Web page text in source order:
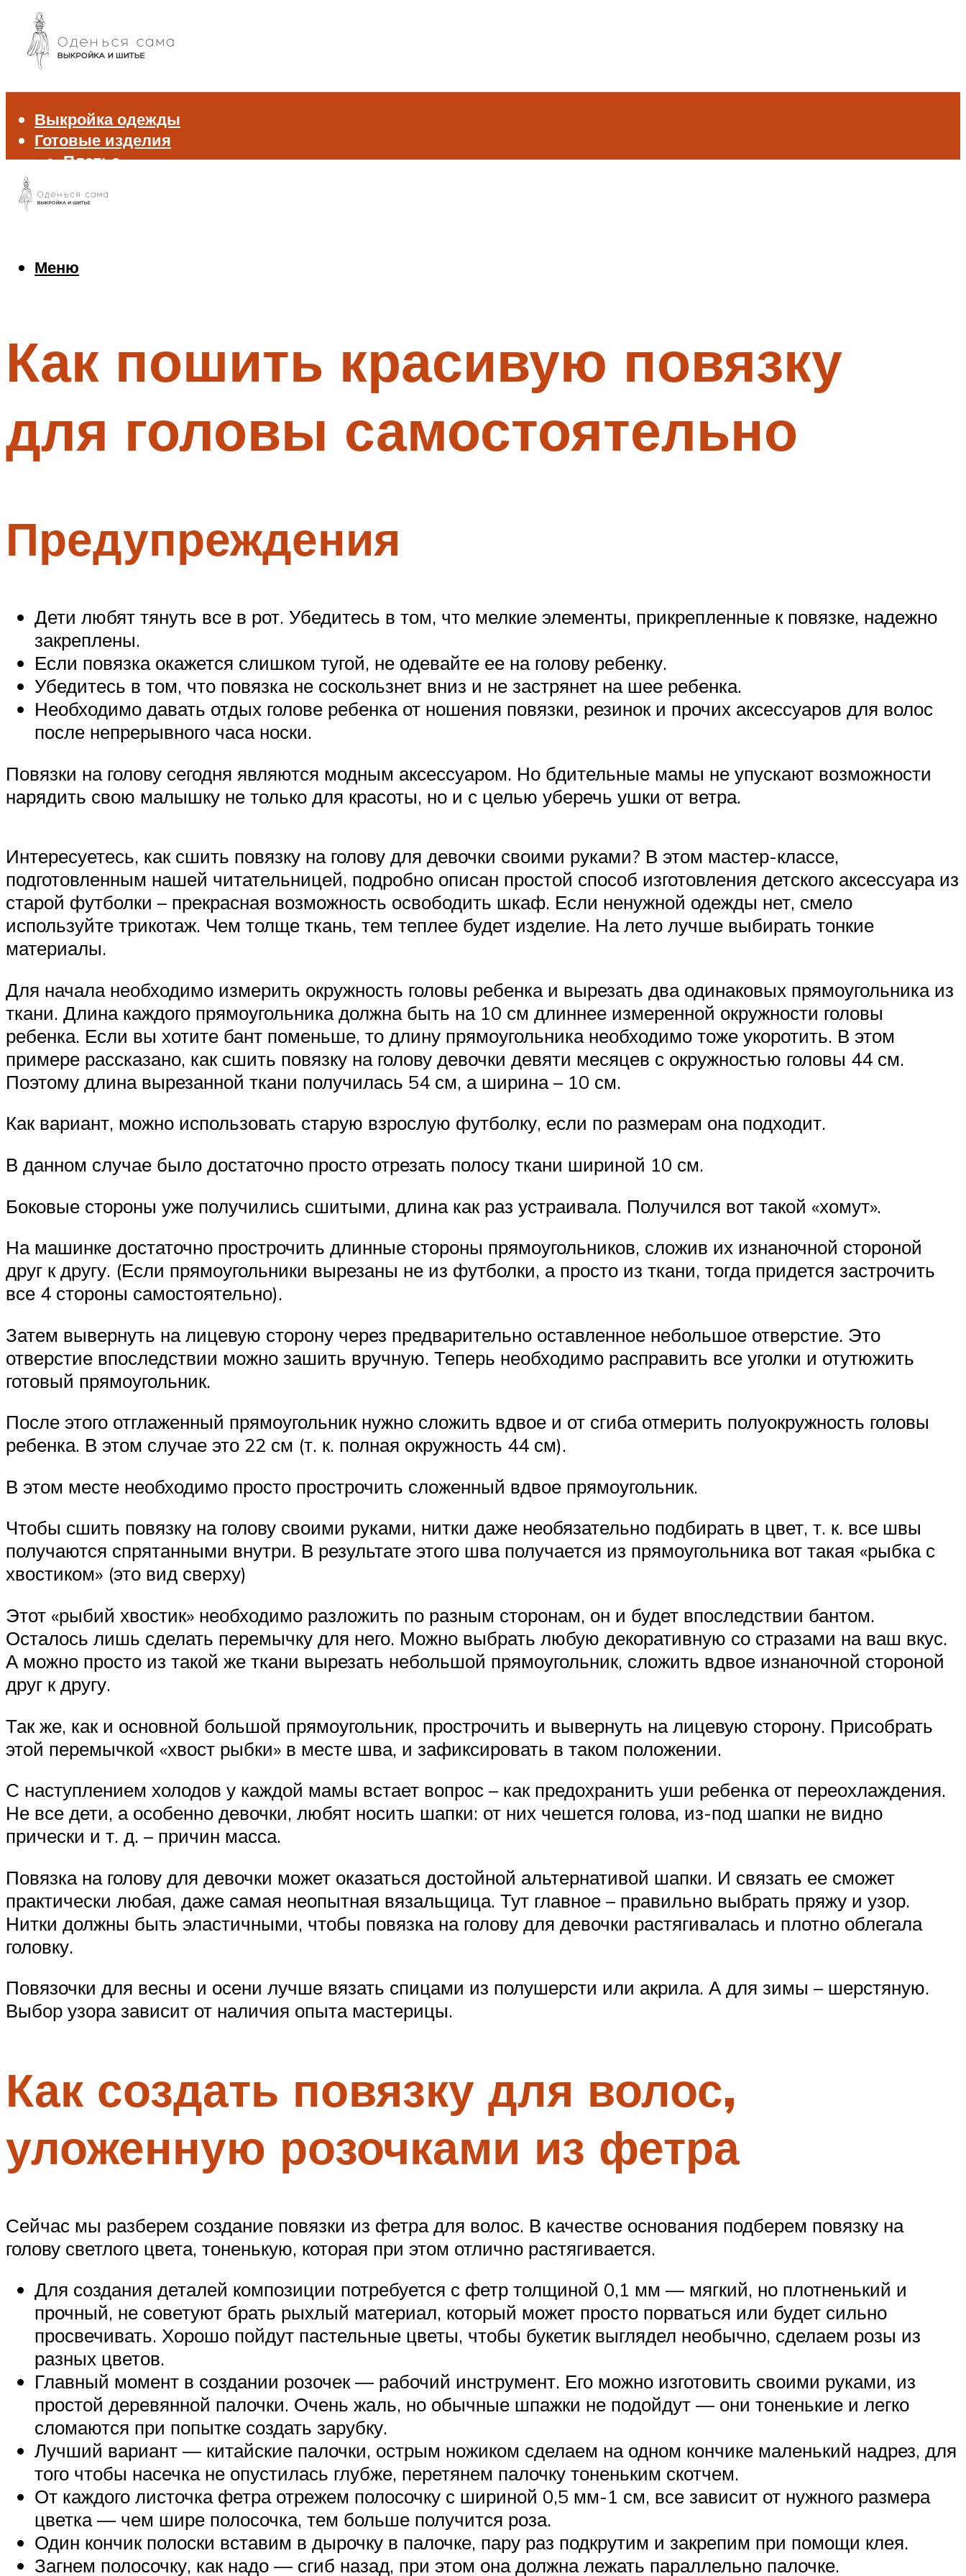
Выкройка одежды
Готовые изделия
Платье
Блуза и рубашка
Джемпер и свитер
Меню
Меню
Как пошить красивую повязку
для головы самостоятельно
Предупреждения
Дети любят тянуть все в рот. Убедитесь в том, что мелкие элементы, прикрепленные к повязке, надежно
закреплены.
Если повязка окажется слишком тугой, не одевайте ее на голову ребенку.
Убедитесь в том, что повязка не соскользнет вниз и не застрянет на шее ребенка.
Необходимо давать отдых голове ребенка от ношения повязки, резинок и прочих аксессуаров для волос
после непрерывного часа носки.
Повязки на голову сегодня являются модным аксессуаром. Но бдительные мамы не упускают возможности
нарядить свою малышку не только для красоты, но и с целью уберечь ушки от ветра.
Интересуетесь, как сшить повязку на голову для девочки своими руками? В этом мастер-классе,
подготовленным нашей читательницей, подробно описан простой способ изготовления детского аксессуара из
старой футболки – прекрасная возможность освободить шкаф. Если ненужной одежды нет, смело
используйте трикотаж. Чем толще ткань, тем теплее будет изделие. На лето лучше выбирать тонкие
материалы.
Для начала необходимо измерить окружность головы ребенка и вырезать два одинаковых прямоугольника из
ткани. Длина каждого прямоугольника должна быть на 10 см длиннее измеренной окружности головы
ребенка. Если вы хотите бант поменьше, то длину прямоугольника необходимо тоже укоротить. В этом
примере рассказано, как сшить повязку на голову девочки девяти месяцев с окружностью головы 44 см.
Поэтому длина вырезанной ткани получилась 54 см, а ширина – 10 см.
Как вариант, можно использовать старую взрослую футболку, если по размерам она подходит.
В данном случае было достаточно просто отрезать полосу ткани шириной 10 см.
Боковые стороны уже получились сшитыми, длина как раз устраивала. Получился вот такой «хомут».
На машинке достаточно прострочить длинные стороны прямоугольников, сложив их изнаночной стороной
друг к другу. (Если прямоугольники вырезаны не из футболки, а просто из ткани, тогда придется застрочить
все 4 стороны самостоятельно).
Затем вывернуть на лицевую сторону через предварительно оставленное небольшое отверстие. Это
отверстие впоследствии можно зашить вручную. Теперь необходимо расправить все уголки и отутюжить
готовый прямоугольник.
После этого отглаженный прямоугольник нужно сложить вдвое и от сгиба отмерить полуокружность головы
ребенка. В этом случае это 22 см (т. к. полная окружность 44 см).
В этом месте необходимо просто прострочить сложенный вдвое прямоугольник.
Чтобы сшить повязку на голову своими руками, нитки даже необязательно подбирать в цвет, т. к. все швы
получаются спрятанными внутри. В результате этого шва получается из прямоугольника вот такая «рыбка с
хвостиком» (это вид сверху)
Этот «рыбий хвостик» необходимо разложить по разным сторонам, он и будет впоследствии бантом.
Осталось лишь сделать перемычку для него. Можно выбрать любую декоративную со стразами на ваш вкус.
А можно просто из такой же ткани вырезать небольшой прямоугольник, сложить вдвое изнаночной стороной
друг к другу.
Так же, как и основной большой прямоугольник, прострочить и вывернуть на лицевую сторону. Присобрать
этой перемычкой «хвост рыбки» в месте шва, и зафиксировать в таком положении.
С наступлением холодов у каждой мамы встает вопрос – как предохранить уши ребенка от переохлаждения.
Не все дети, а особенно девочки, любят носить шапки: от них чешется голова, из-под шапки не видно
прически и т. д. – причин масса.
Повязка на голову для девочки может оказаться достойной альтернативой шапки. И связать ее сможет
практически любая, даже самая неопытная вязальщица. Тут главное – правильно выбрать пряжу и узор.
Нитки должны быть эластичными, чтобы повязка на голову для девочки растягивалась и плотно облегала
головку.
Повязочки для весны и осени лучше вязать спицами из полушерсти или акрила. А для зимы – шерстяную.
Выбор узора зависит от наличия опыта мастерицы.
Как создать повязку для волос,
уложенную розочками из фетра
Сейчас мы разберем создание повязки из фетра для волос. В качестве основания подберем повязку на
голову светлого цвета, тоненькую, которая при этом отлично растягивается.
Для создания деталей композиции потребуется с фетр толщиной 0,1 мм — мягкий, но плотненький и
прочный, не советуют брать рыхлый материал, который может просто порваться или будет сильно
просвечивать. Хорошо пойдут пастельные цветы, чтобы букетик выглядел необычно, сделаем розы из
разных цветов.
Главный момент в создании розочек — рабочий инструмент. Его можно изготовить своими руками, из
простой деревянной палочки. Очень жаль, но обычные шпажки не подойдут — они тоненькие и легко
сломаются при попытке создать зарубку.
Лучший вариант — китайские палочки, острым ножиком сделаем на одном кончике маленький надрез, для
того чтобы насечка не опустилась глубже, перетянем палочку тоненьким скотчем.
От каждого листочка фетра отрежем полосочку с шириной 0,5 мм-1 см, все зависит от нужного размера
цветка — чем шире полосочка, тем больше получится роза.
Один кончик полоски вставим в дырочку в палочке, пару раз подкрутим и закрепим при помощи клея.
Загнем полосочку, как надо — сгиб назад, при этом она должна лежать параллельно палочке.